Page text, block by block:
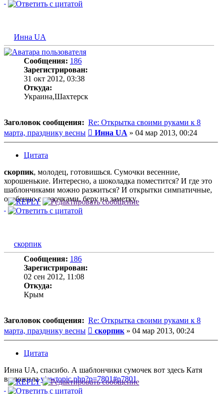
Инна UA
Сообщения: 186
Зарегистрирован:
31 окт 2012, 03:38
Откуда:
Украина,Шахтерск
Заголовок сообщения: Re: Открытка своими руками к 8
марта, празднику весны
Сообщение
Инна UA » 04 мар 2013, 00:24
Цитата
скорпик, молодец, готовишься. Сумочки весенние,
хорошенькие. Интересно, а шоколадка поместится? И где это
шаблончиками можно разжиться? И открытки симпатичные,
особенно с розочками, беру на заметку.
скорпик
Сообщения: 186
Зарегистрирован:
02 сен 2012, 11:08
Откуда:
Крым
Заголовок сообщения: Re: Открытка своими руками к 8
марта, празднику весны
Сообщение
скорпик » 04 мар 2013, 00:24
Цитата
Инна UA, спасибо. А шаблончики сумочек вот здесь Катя
выложилаviewtopic.php?p=7801#p7801